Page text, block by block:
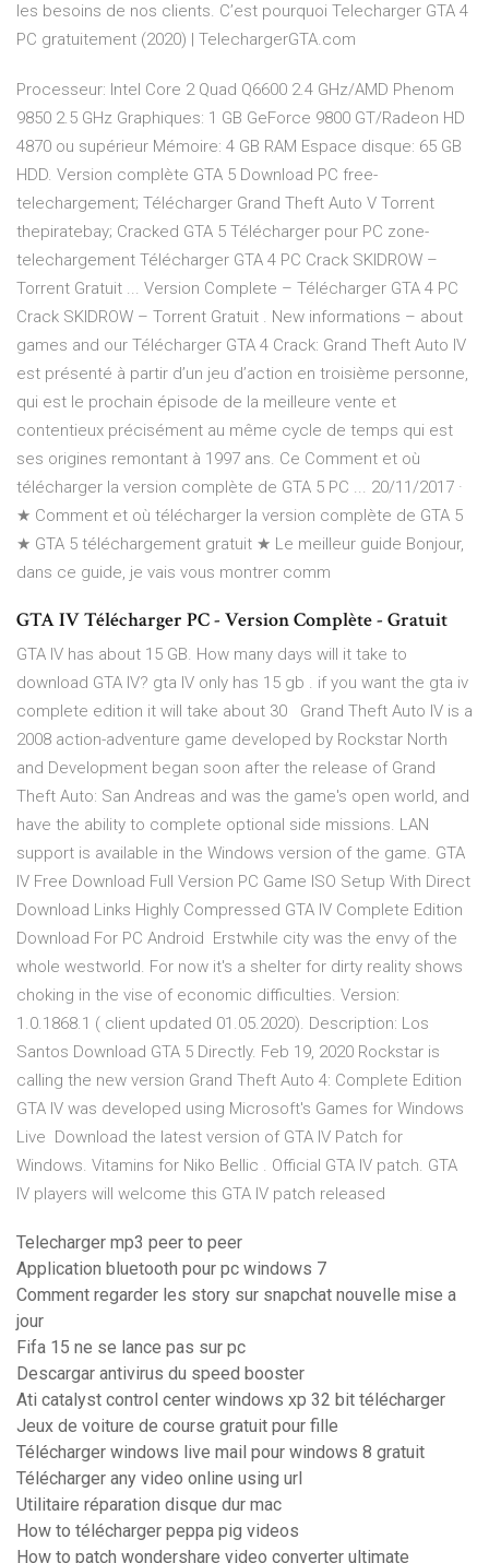
les besoins de nos clients. C’est pourquoi Telecharger GTA 4
PC gratuitement (2020) | TelechargerGTA.com
Processeur: Intel Core 2 Quad Q6600 2.4 GHz/AMD Phenom
9850 2.5 GHz Graphiques: 1 GB GeForce 9800 GT/Radeon HD
4870 ou supérieur Mémoire: 4 GB RAM Espace disque: 65 GB
HDD. Version complète GTA 5 Download PC free-
telechargement; Télécharger Grand Theft Auto V Torrent
thepiratebay; Cracked GTA 5 Télécharger pour PC zone-
telechargement Télécharger GTA 4 PC Crack SKIDROW –
Torrent Gratuit ... Version Complete – Télécharger GTA 4 PC
Crack SKIDROW – Torrent Gratuit . New informations – about
games and our Télécharger GTA 4 Crack: Grand Theft Auto IV
est présenté à partir d’un jeu d’action en troisième personne,
qui est le prochain épisode de la meilleure vente et
contentieux précisément au même cycle de temps qui est
ses origines remontant à 1997 ans. Ce Comment et où
télécharger la version complète de GTA 5 PC ... 20/11/2017 ·
★ Comment et où télécharger la version complète de GTA 5
★ GTA 5 téléchargement gratuit ★ Le meilleur guide Bonjour,
dans ce guide, je vais vous montrer comm
GTA IV Télécharger PC - Version Complète - Gratuit
GTA IV has about 15 GB. How many days will it take to
download GTA IV? gta IV only has 15 gb . if you want the gta iv
complete edition it will take about 30 Grand Theft Auto IV is a
2008 action-adventure game developed by Rockstar North
and Development began soon after the release of Grand
Theft Auto: San Andreas and was the game's open world, and
have the ability to complete optional side missions. LAN
support is available in the Windows version of the game. GTA
IV Free Download Full Version PC Game ISO Setup With Direct
Download Links Highly Compressed GTA IV Complete Edition
Download For PC Android Erstwhile city was the envy of the
whole westworld. For now it's a shelter for dirty reality shows
choking in the vise of economic difficulties. Version:
1.0.1868.1 ( client updated 01.05.2020). Description: Los
Santos Download GTA 5 Directly. Feb 19, 2020 Rockstar is
calling the new version Grand Theft Auto 4: Complete Edition
GTA IV was developed using Microsoft's Games for Windows
Live Download the latest version of GTA IV Patch for
Windows. Vitamins for Niko Bellic . Official GTA IV patch. GTA
IV players will welcome this GTA IV patch released
Telecharger mp3 peer to peer
Application bluetooth pour pc windows 7
Comment regarder les story sur snapchat nouvelle mise a
jour
Fifa 15 ne se lance pas sur pc
Descargar antivirus du speed booster
Ati catalyst control center windows xp 32 bit télécharger
Jeux de voiture de course gratuit pour fille
Télécharger windows live mail pour windows 8 gratuit
Télécharger any video online using url
Utilitaire réparation disque dur mac
How to télécharger peppa pig videos
How to patch wondershare video converter ultimate